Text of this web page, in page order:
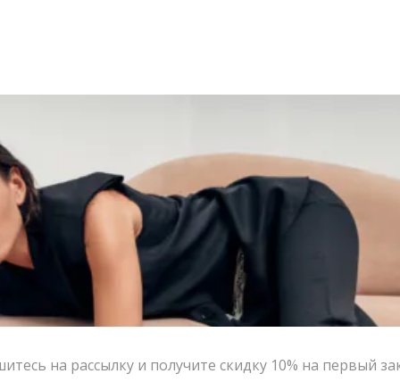
на рассылку и получите скидку 10% на первый